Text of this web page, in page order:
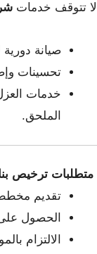
لا تتوقف خدمات
صيانة
تحسينات
خدمات
الملحق.
متطلبات ترخيص
تقديم
الحصول على
الالتزام